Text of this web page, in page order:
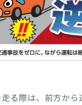
る際は、前方か